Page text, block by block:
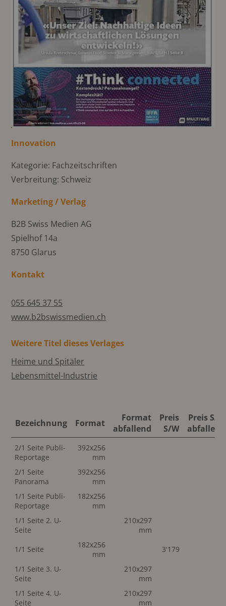
Innovation
Kategorie: Fachzeitschriften
Verbreitung: Schweiz
Marketing / Verlag
B2B Swiss Medien AG
Spielhof 14a
8750 Glarus
Kontakt
055 645 37 55
www.b2bswissmedien.ch
Weitere Titel dieses Verlages
Heime und Spitäler
Lebensmittel-Industrie
Bezeichnung Format
Format
abfallend
Preis
S/W
Preis S/W
abfallend
2/1 Seite Publi-
Reportage
392x256
mm
2/1 Seite
Panorama
392x256
mm
1/1 Seite Publi-
Reportage
182x256
mm
1/1 Seite 2. U-
Seite
210x297
mm
1/1 Seite
182x256
mm
3'179
1/1 Seite 3. U-
Seite
210x297
mm
1/1 Seite 4. U-
Seite
210x297
mm